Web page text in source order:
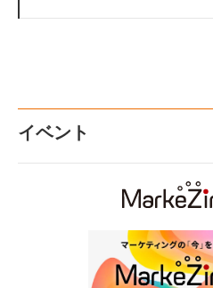
イベント